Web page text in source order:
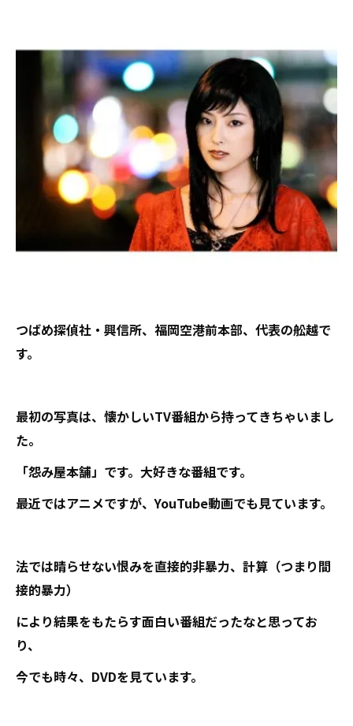
つばめ探偵社・興信所、福岡空港前本部、代表の舩越で
す。
最初の写真は、懐かしいTV番組から持ってきちゃいまし
た。
「怨み屋本舗」です。大好きな番組です。
最近ではアニメですが、YouTube動画でも見ています。
法では晴らせない恨みを直接的非暴力、計算（つまり間
接的暴力）
により結果をもたらす面白い番組だったなと思ってお
り、
今でも時々、DVDを見ています。